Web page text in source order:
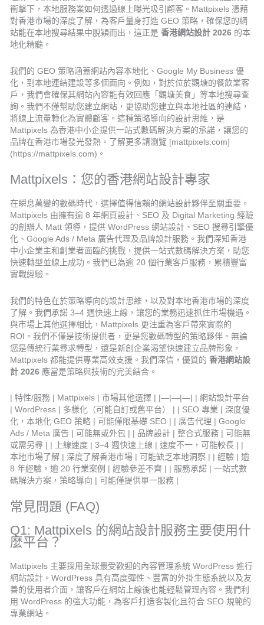
衝擊下，本地服務業如何透過線上曝光吸引顧客。Mattpixels 憑藉
對香港市場的深度了解，為客戶量身打造 GEO 策略，確保您的網
站能在本地搜尋結果中脫穎而出，這正是香港網站設計 2026 的本
地化精髓。
我們的 GEO 策略涵蓋網站內容本地化、Google My Business 優
化，到本地連結建設等多個面向。例如，對於位於觀塘的餐飲業客
戶，我們會確保其網站內容能有效回應「觀塘美食」等本地搜尋查
詢。我們不僅幫助您建立網站，更協助您建立與本地社區的連結，
將線上流量轉化為實體顧客。這種策略導向的設計思維，是
Mattpixels 為香港中小企提供一站式數碼解決方案的承諾，讓您的
品牌在香港市場發光發熱。了解更多請瀏覽 [mattpixels.com]
(https://mattpixels.com)。
Mattpixels：您的香港網站設計專家
在瞬息萬變的數碼時代，選擇值得信賴的網站設計夥伴至關重要。
Mattpixels 由擁有逾 8 年網頁設計、SEO 及 Digital Marketing 經驗
的創辦人 Matt 領導，提供 WordPress 網站設計、SEO 搜尋引擎優
化、Google Ads / Meta 廣告代理及品牌設計服務。我們深知香港
中小企業主和創業者面臨的挑戰，提供一站式數碼解決方案，助您
快速轉型並線上成功。我們已為逾 20 個行業客戶服務，累積豐富
實戰經驗。
我們的特色在於策略導向的設計思維，以及對本地香港市場的深度
了解。我們承諾 3–4 週快速上線，讓您的業務迅速抓住市場機遇。
與市場上其他選擇相比，Mattpixels 更注重為客戶帶來實際的
ROI。我們不僅是技術提供者，更是您數碼轉型的策略夥伴。無論
您是傳統行業尋求轉型，還是新創企業渴望快速建立品牌形象，
Mattpixels 都能提供專業高效支援。我們深信，優質的香港網站設
計 2026 應當是策略與技術的完美結合。
| 特性/服務 | Mattpixels | 市場其他選擇 | |—|—|—| | 網站設計平台
| WordPress | 多樣化（可能自訂或舊平台） | | SEO 專業 | 深度優
化，本地化 GEO 策略 | 可能僅限基礎 SEO | | 廣告代理 | Google
Ads / Meta 廣告 | 可能無或外包 | | 品牌設計 | 整合式服務 | 可能無
或需另尋 | | 上線速度 | 3–4 週快速上線 | 速度不一，可能較長 | |
本地市場了解 | 深度了解香港市場 | 可能缺乏本地洞察 | | 經驗 | 逾
8 年經驗，逾 20 行業案例 | 經驗參差不齊 | | 服務承諾 | 一站式數
碼解決方案，策略導向 | 可能僅提供單一服務 |
常見問題 (FAQ)
Q1: Mattpixels 的網站設計服務主要使用什
麼平台？
Mattpixels 主要採用全球最受歡迎的內容管理系統 WordPress 進行
網站設計。WordPress 具有高度彈性、豐富的外掛生態系統以及友
善的使用者介面，讓客戶在網站上線後也能輕鬆管理內容。我們利
用 WordPress 的強大功能，為客戶打造客製化且符合 SEO 規範的
專業網站。